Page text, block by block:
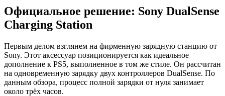
Официальное решение: Sony DualSense
Charging Station
Первым делом взглянем на фирменную зарядную станцию от
Sony. Этот аксессуар позиционируется как идеальное
дополнение к PS5, выполненное в том же стиле. Он рассчитан
на одновременную зарядку двух контроллеров DualSense. По
данным обзора, процесс полной зарядки от нуля занимает
около трёх часов.